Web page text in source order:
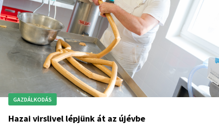
GAZDÁLKODÁS
Hazai virslivel lépjünk át az újévbe